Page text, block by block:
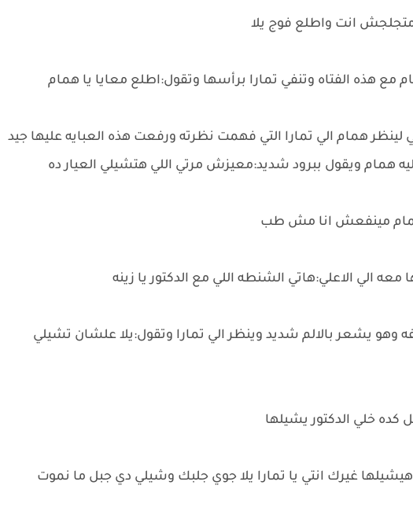
متجلجش انت واطلع فوج يلا
هذه الفتاه وتنفي تمارا برأسها وتقول:اطلع معايا يا همام
همام الي تمارا التي فهمت نظرته ورفعت هذه العبايه عليها جيد
همام ويقول ببرود شديد:معيزش مرتي اللي هتشيلي العيار ده
مينفعش انا مش طب
الي الاعلي:هاتي الشنطه اللي مع الدكتور يا زينه
وهو يشعر بالالم شديد وينظر الي تمارا وتقول:يلا علشان تشيلي
خلي الدكتور يشيلها
غيرك انتي يا تمارا يلا جوي جلبك وشيلي دي جبل ما نموت